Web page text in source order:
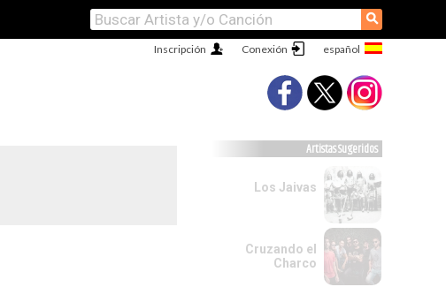
⚲
Conexión
Inscripción
Artistas Sugeridos
Los Jaivas
Cruzando el
Charco